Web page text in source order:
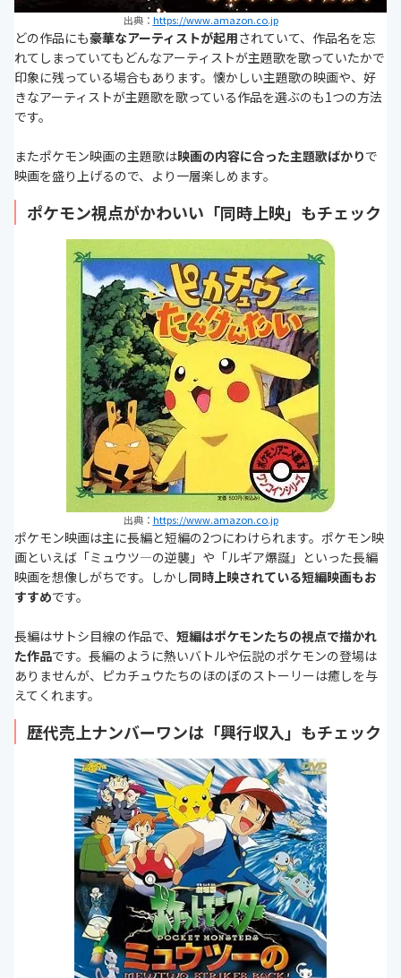
出典： https://www.amazon.co.jp
どの作品にも豪華なアーティストが起用されていて、作品名を忘
れてしまっていてもどんなアーティストが主題歌を歌っていたかで
印象に残っている場合もあります。懐かしい主題歌の映画や、好
きなアーティストが主題歌を歌っている作品を選ぶのも1つの方法
です。
またポケモン映画の主題歌は映画の内容に合った主題歌ばかりで
映画を盛り上げるので、より一層楽しめます。
ポケモン視点がかわいい「同時上映」もチェック
出典： https://www.amazon.co.jp
ポケモン映画は主に長編と短編の2つにわけられます。ポケモン映
画といえば「ミュウツ―の逆襲」や「ルギア爆誕」といった長編
映画を想像しがちです。しかし同時上映されている短編映画もお
すすめです。
長編はサトシ目線の作品で、 短編はポケモンたちの視点で描かれ
た作品です。長編のように熱いバトルや伝説のポケモンの登場は
ありませんが、ピカチュウたちのほのぼのストーリーは癒しを与
えてくれます。
歴代売上ナンバーワンは「興行収入」もチェック